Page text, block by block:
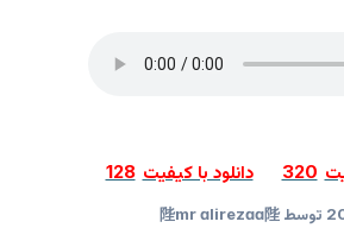
320 دانلود با کیفیت 128
توسط 陛mr ɑlirezɑɑ陛